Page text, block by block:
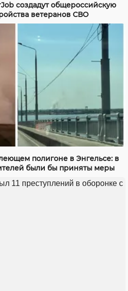
создадут общероссийскую
ветеранов СВО
полигоне в Энгельсе: в
были бы приняты меры